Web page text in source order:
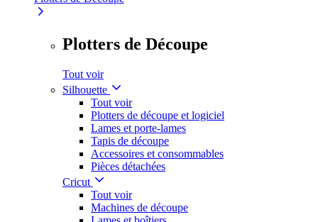
Plotters de Découpe
Tout voir
Silhouette
Tout voir
Plotters de découpe et logiciel
Lames et porte-lames
Tapis de découpe
Accessoires et consommables
Pièces détachées
Cricut
Tout voir
Machines de découpe